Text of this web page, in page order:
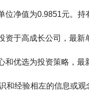
位净值为0.9851元。持
资于高成长公司，最新
和优选为投资策略，最
和经验相左的信息或